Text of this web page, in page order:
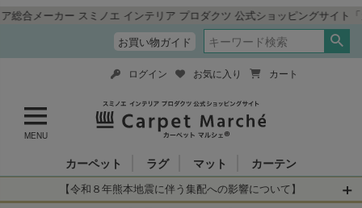
ノエ インテリア プロダクツ 公式ショッピングサイト「カーペットマル
お買い物ガイド
MENU
ログイン お気に入り カート
カーペット ラグ マット カーテン
【令和８年熊本地震に伴う集配への影響について】